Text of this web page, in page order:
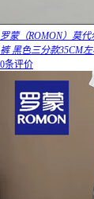
罗蒙（ROMON）莫
裤 黑色三分款35CM左
0条评价